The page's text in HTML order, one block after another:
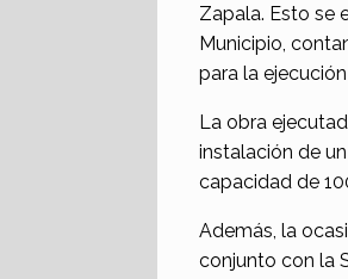
Zapala. Esto se
Municipio,
para la
La obra
instalación de
capacidad de
Además, la
conjunto con la